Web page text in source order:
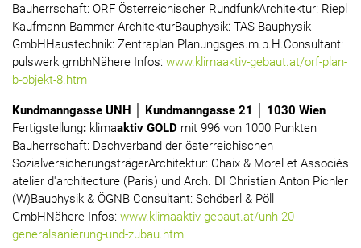
Bauherrschaft: ORF Österreichischer RundfunkArchitektur: Riepl
Kaufmann Bammer ArchitekturBauphysik: TAS Bauphysik
GmbHHaustechnik: Zentraplan Planungsges.m.b.H.Consultant:
pulswerk gmbhNähere Infos: www.klimaaktiv-gebaut.at/orf-plan-
b-objekt-8.htm
Kundmanngasse UNH │ Kundmanngasse 21 │ 1030 Wien
Fertigstellung: klimaaktiv GOLD mit 996 von 1000 Punkten
Bauherrschaft: Dachverband der österreichischen
SozialversicherungsträgerArchitektur: Chaix & Morel et Associés
atelier d'architecture (Paris) und Arch. DI Christian Anton Pichler
(W)Bauphysik & ÖGNB Consultant: Schöberl & Pöll
GmbHNähere Infos: www.klimaaktiv-gebaut.at/unh-20-
generalsanierung-und-zubau.htm